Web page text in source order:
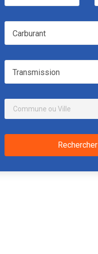
CarburantCarburant
TransmissionTransmission
Rechercher